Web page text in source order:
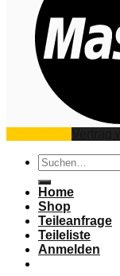
Suchen
nach:
Home
Shop
Teileanfrage
Teileliste
Anmelden